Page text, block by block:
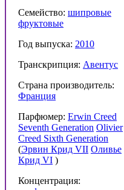
Семейство: шипровые
фруктовые
Год выпуска: 2010
Транскрипция: Авентус
Страна производитель:
Франция
Парфюмер: Erwin Creed
Seventh Generation Olivier
Creed Sixth Generation
(Эрвин Крид VII Оливье
Крид VI )
Концентрация: